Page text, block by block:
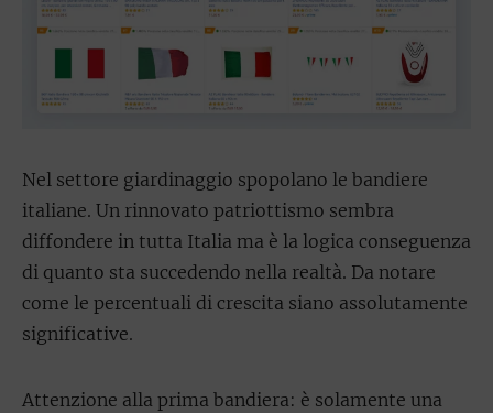
Nel settore giardinaggio spopolano le bandiere
italiane. Un rinnovato patriottismo sembra
diffondere in tutta Italia ma è la logica conseguenza
di quanto sta succedendo nella realtà. Da notare
come le percentuali di crescita siano assolutamente
significative.
Attenzione alla prima bandiera: è solamente una